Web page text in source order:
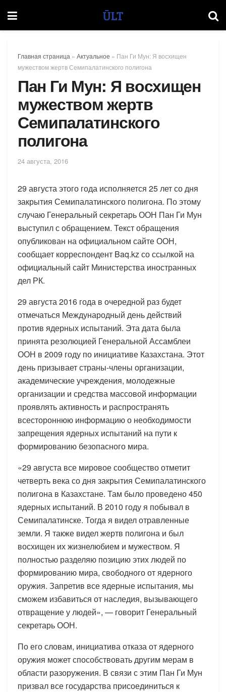
Главная страница » Актуальное » Пан Ги Мун: Я восхищен
мужеством жертв Семипалатинского полигона
Пан Ги Мун: Я восхищен
мужеством жертв
Семипалатинского
полигона
24 августа, 2016
29 августа этого года исполняется 25 лет со дня
закрытия Семипалатинского полигона. По этому
случаю Генеральный секретарь ООН Пан Ги Мун
выступил с обращением. Текст обращения
опубликован на официальном сайте ООН,
сообщает корреспондент Baq.kz со ссылкой на
официальный сайт Министерства иностранных
дел РК.
29 августа 2016 года в очередной раз будет
отмечаться Международный день действий
против ядерных испытаний. Эта дата была
принята резолюцией Генеральной Ассамблеи
ООН в 2009 году по инициативе Казахстана. Этот
день призывает страны-члены организации,
академические учреждения, молодежные
организации и средства массовой информации
проявлять активность и распространять
всестороннюю информацию о необходимости
запрещения ядерных испытаний на пути к
формированию безопасного мира.
«29 августа все мировое сообщество отметит
четверть века со дня закрытия Семипалатинского
полигона в Казахстане. Там было проведено 450
ядерных испытаний. В 2010 году я побывал в
Семипалатинске. Тогда я видел отравленные
земли. Я также видел жертв полигона и был
восхищен их жизнелюбием и мужеством. Я
полностью разделяю позицию этих людей по
формированию мира, свободного от ядерного
оружия. Запретив все ядерные испытания, мы
сможем избавиться от наследия, вызывающего
отвращение у людей», — говорит Генеральный
секретарь ООН.
По его словам, инициатива отказа от ядерного
оружия может способствовать другим мерам в
области разоружения. В связи с этим Пан Ги Мун
призвал все государства присоединиться к